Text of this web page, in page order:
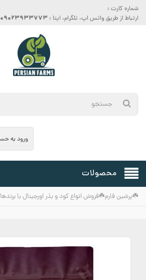
شماره کارت :
ارتباط از طریق واتس اپ، تلگرام، ایتا : 09023933773
ورود به
محصولات
☘️پرشین فارم☘️فروش انواع کود و بذر اورجینال با